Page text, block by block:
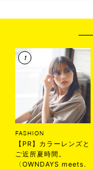
FASHION
【PR】カラーレンズと
ご近所夏時間。
〈OWNDAYS meets.